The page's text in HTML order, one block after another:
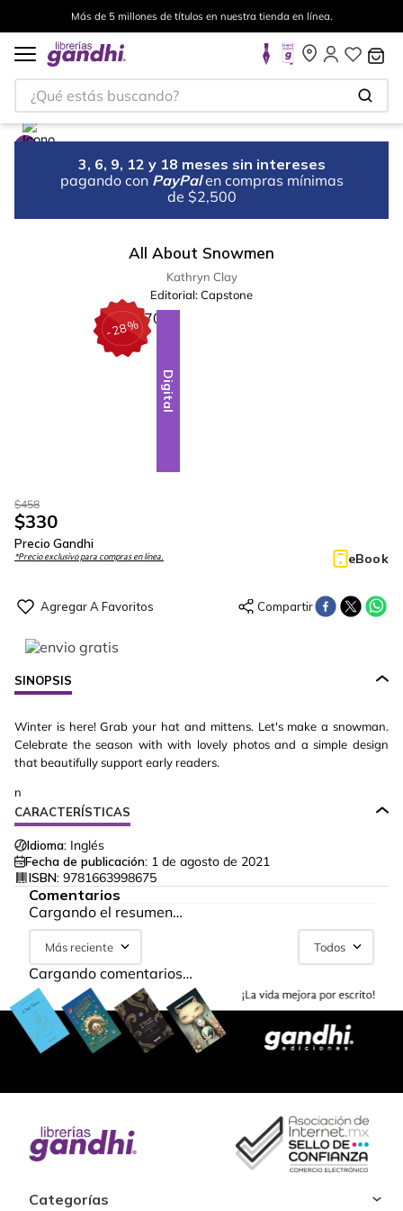
Más de 5 millones de títulos en nuestra tienda en línea.
¿Qué estás buscando?
3, 6, 9, 12 y 18 meses sin intereses
pagando con PayPal en compras mínimas
de $2,500
All About Snowmen
Kathryn Clay
Editorial:Capstone
-28%
Digital
$458
$330
Precio Gandhi
*Precio exclusivo para compras en línea. eBook
SINOPSIS
Winter is here! Grab your hat and mittens. Let's make a snowman.
Celebrate the season with with lovely photos and a simple design
that beautifully support early readers.
n
CARACTERÍSTICAS
Idioma: Inglés
Fecha de publicación: 1 de agosto de 2021
ISBN: 9781663998675
Comentarios
Cargando el resumen…
Más reciente Todos
Cargando comentarios…
Categorías